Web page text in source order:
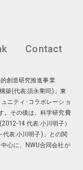
Contact
創造研究推進事業
築(代表:須永剛司)」東
ニティ･コラボレーショ
。その後は、科学研究費
14 代表:小川明子）
代表:小川明子)」との関
心に、 NWU合同会社が